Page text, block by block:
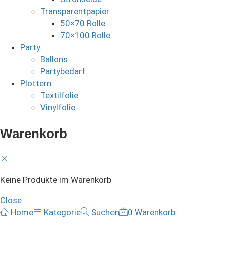
Transparentpapier
50×70 Rolle
70×100 Rolle
Party
Ballons
Partybedarf
Plottern
Textilfolie
Vinylfolie
Warenkorb
Keine Produkte im Warenkorb
Close
Home
Kategorie Suchen 0 Warenkorb